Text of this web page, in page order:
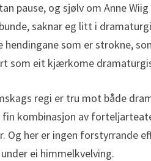
pause, og sjølv om Anne Wiig
saknar eg litt i
som er strokne,
som eit kjærkome
regi er tru mot både
kombinasjon av
Og her er ingen forstyrrande
ei himmelkvelving.